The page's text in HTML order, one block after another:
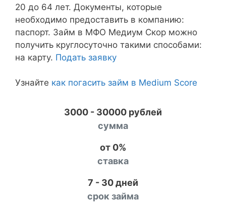
20 до 64 лет. Документы, которые
необходимо предоставить в компанию:
паспорт. Займ в МФО Медиум Скор можно
получить круглосуточно такими способами:
на карту. Подать заявку
Узнайте как погасить займ в Medium Score
3000 - 30000 рублей
сумма
от 0%
ставка
7 - 30 дней
срок займа